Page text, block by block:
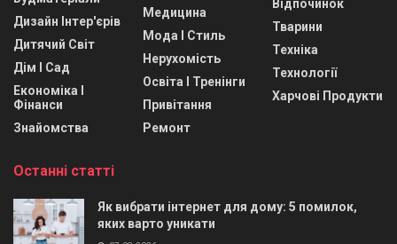
Дизайн Інтер'єрів
Дитячий Світ
Дім І Сад
Економіка І
Фінанси
Знайомства
Медицина
Мода І Стиль
Нерухомість
Освіта І Тренінги
Привітання
Ремонт
Відпочинок
Тварини
Техніка
Технології
Харчові Продукти
Останні статті
Як вибрати інтернет для дому: 5 помилок,
яких варто уникати